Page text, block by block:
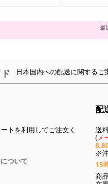
最
日本国内への配送に関するご
トを利用してご注文く
ついて
配
送
( メ
※
15
商